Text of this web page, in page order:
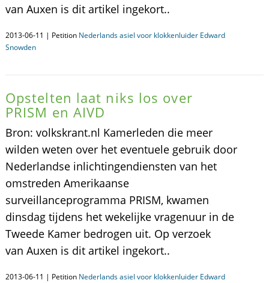
van Auxen is dit artikel ingekort..
2013-06-11 | Petition Nederlands asiel voor klokkenluider Edward
Snowden
Opstelten laat niks los over
PRISM en AIVD
Bron: volkskrant.nl Kamerleden die meer
wilden weten over het eventuele gebruik door
Nederlandse inlichtingendiensten van het
omstreden Amerikaanse
surveillanceprogramma PRISM, kwamen
dinsdag tijdens het wekelijke vragenuur in de
Tweede Kamer bedrogen uit. Op verzoek
van Auxen is dit artikel ingekort..
2013-06-11 | Petition Nederlands asiel voor klokkenluider Edward